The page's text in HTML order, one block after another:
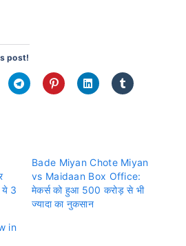
post!
ये 3
Bade Miyan Chote Miyan
vs Maidaan Box Office:
मेकर्स को हुआ 500 करोड़ से भी
ज्यादा का नुकसान
in